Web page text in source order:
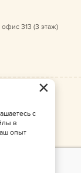
313 (3 этаж)
по
×
с
в
опыт